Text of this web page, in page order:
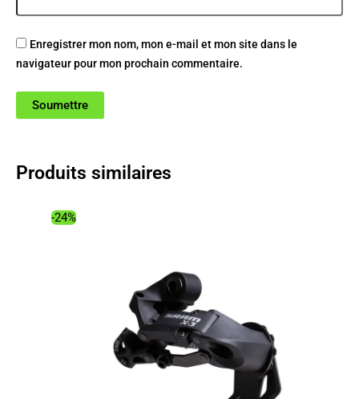
Enregistrer mon nom, mon e-mail et mon site dans le
navigateur pour mon prochain commentaire.
Produits similaires
-24%